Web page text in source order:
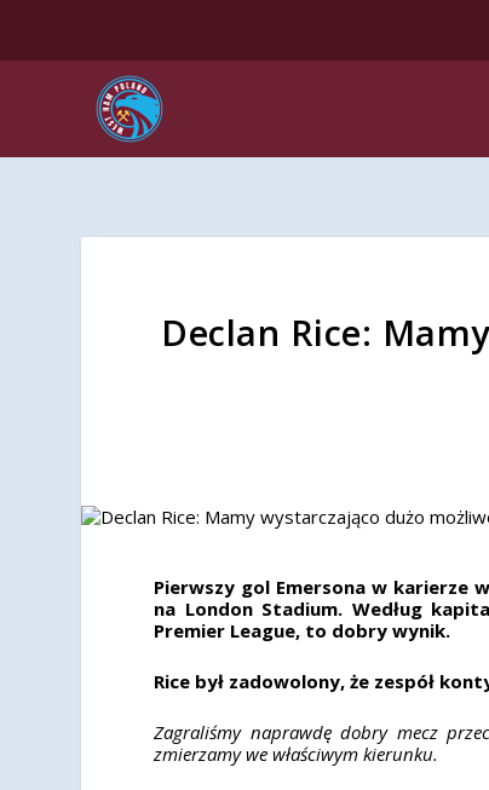
Declan Rice:
Pierwszy gol Emersona w karierze
na London Stadium. Według
Premier League, to dobry wynik.
Rice był zadowolony, że zespół
Zagraliśmy naprawdę dobry mecz
zmierzamy we właściwym kierunku.